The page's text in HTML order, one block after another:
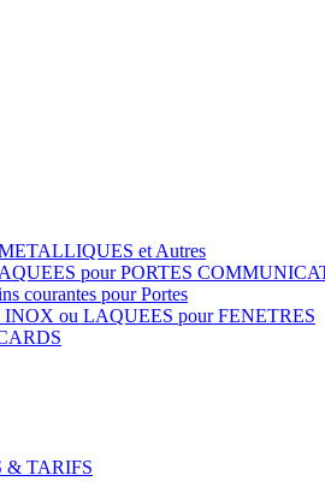
et Autres
pour PORTES
courantes pour Portes
ou LAQUEES pour FENETRES
& TARIFS